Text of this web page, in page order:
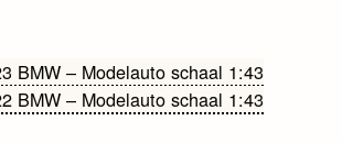
BMW – Modelauto schaal 1:43
BMW – Modelauto schaal 1:43